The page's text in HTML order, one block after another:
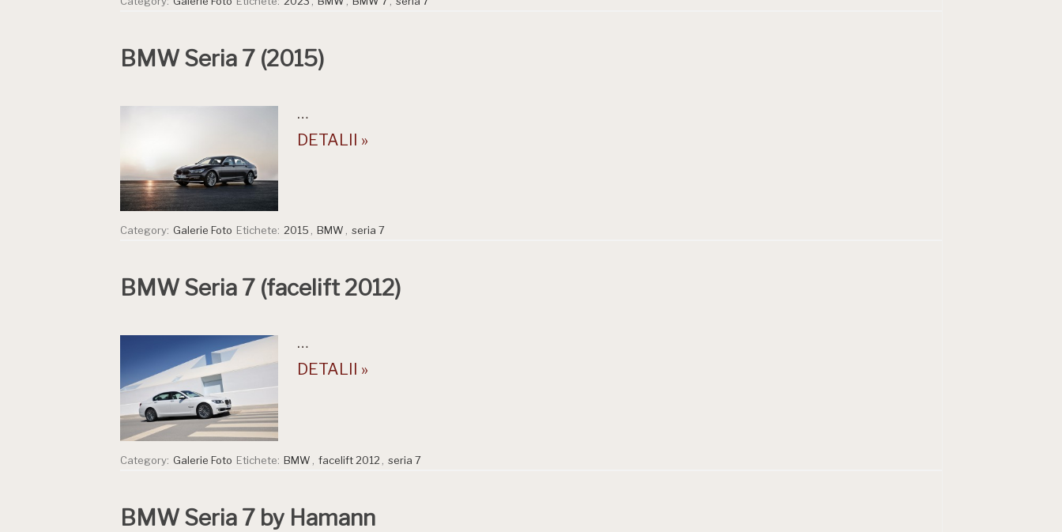
BMW Seria 7 (2015)
…
DETALII »
Category: Galerie Foto Etichete: 2015 , BMW , seria 7
BMW Seria 7 (facelift 2012)
…
DETALII »
Category: Galerie Foto Etichete: BMW facelift 2012 seria 7
BMW Seria 7 by Hamann